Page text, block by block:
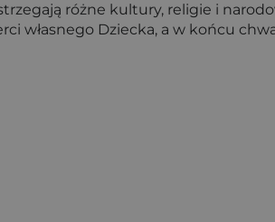
różne kultury, religie i
własnego Dziecka, a w końcu